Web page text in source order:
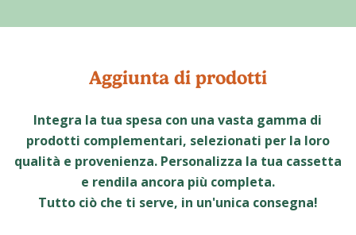
Aggiunta di prodotti
Integra la tua spesa con una vasta gamma di
prodotti complementari, selezionati per la loro
qualità e provenienza. Personalizza la tua cassetta
e rendila ancora più completa.
Tutto ciò che ti serve, in un'unica consegna!